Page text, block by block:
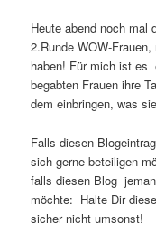
Heute abend noch mal
2.Runde WOW-
haben! Für mich ist es
begabten Frauen ihre
dem einbringen, was
Falls diesen
sich gerne beteiligen
falls diesen Blog
möchte: Halte Dir
sicher nicht umsonst!